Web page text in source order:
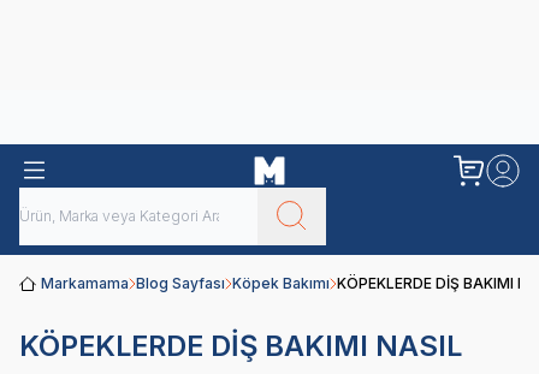
Markamama Blog Sayfası Köpek Bakımı KÖPEKLERDE DİŞ BAKIMI
KÖPEKLERDE DİŞ BAKIMI NASIL